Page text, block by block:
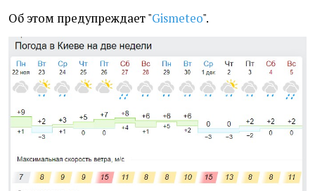
Об этом предупреждает "Gismeteo".